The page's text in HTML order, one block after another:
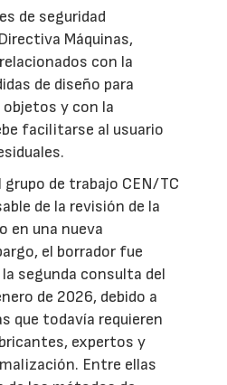
de seguridad
Máquinas,
con la
de diseño para
objetos y con la
facilitarse al usuario
de trabajo CEN/TC
de la revisión de la
en una nueva
el borrador fue
segunda consulta del
de 2026, debido a
que todavía requieren
expertos y
Entre ellas